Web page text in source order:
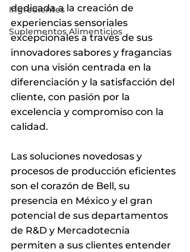
Ingredientes
Suplementos Alimenticios
dedicada a la creación de
experiencias sensoriales
excepcionales a través de sus
innovadores sabores y fragancias
con una visión centrada en la
diferenciación y la satisfacción del
cliente, con pasión por la
excelencia y compromiso con la
calidad.
Las soluciones novedosas y
procesos de producción eficientes
son el corazón de Bell, su
presencia en México y el gran
potencial de sus departamentos
de R&D y Mercadotecnia
permiten a sus clientes entender